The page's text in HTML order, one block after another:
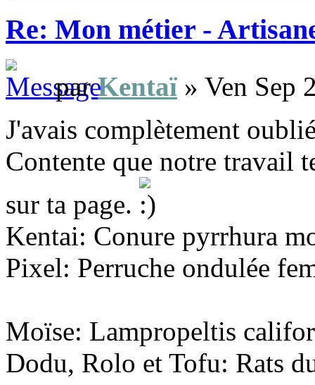
Re: Mon métier -
parKentaï » Ven Sep
J'avais complètement
Contente que notre travail
sur ta page.
Kentai: Conure pyrrhura
Pixel: Perruche ondulée
Moïse: Lampropeltis
Dodu, Rolo et Tofu: Rats